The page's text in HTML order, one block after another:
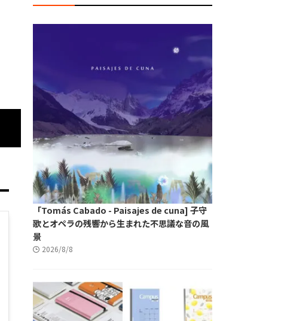
「Tomás Cabado - Paisajes de cuna] 子守
歌とオペラの残響から生まれた不思議な音の風
景
2026/8/8